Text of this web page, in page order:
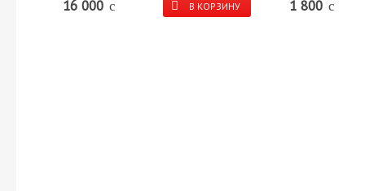
16 000 c В КОРЗИНУ 1 800 c